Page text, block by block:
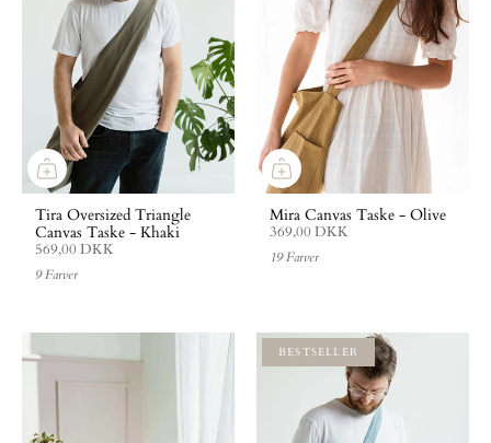
Tira Oversized Triangle
Canvas Taske - Khaki
569,00 DKK
9 Farver
Mira Canvas Taske - Olive
369,00 DKK
19 Farver
BESTSELLER